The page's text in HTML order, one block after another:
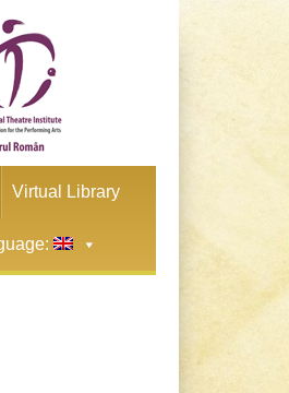
Virtual Library